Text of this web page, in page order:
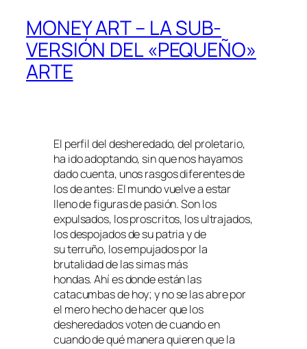
MONEY ART – LA SUB-
VERSIÓN DEL «PEQUEÑO»
ARTE
El perfil del desheredado, del proletario,
ha ido adoptando, sin que nos hayamos
dado cuenta, unos rasgos diferentes de
los de antes: El mundo vuelve a estar
lleno de figuras de pasión. Son los
expulsados, los proscritos, los ultrajados,
los despojados de su patria y de
su terruño, los empujados por la
brutalidad de las simas más
hondas. Ahí es donde están las
catacumbas de hoy; y no se las abre por
el mero hecho de hacer que los
desheredados voten de cuando en
cuando de qué manera quieren que la